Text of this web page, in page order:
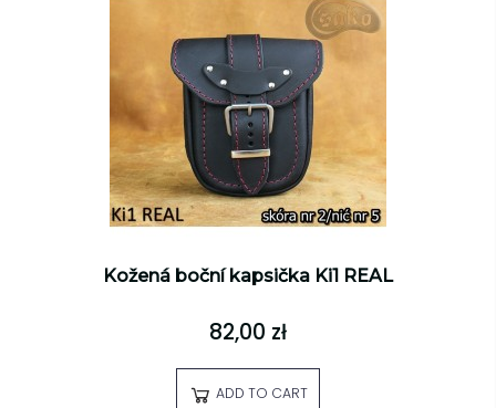
Kožená boční kapsička Ki1 REAL
82,00 zł
ADD TO CART